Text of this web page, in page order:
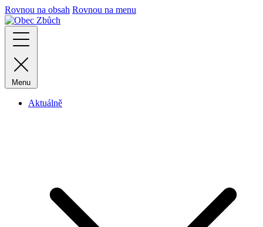
Rovnou na obsah Rovnou na menu
Menu
Aktuálně